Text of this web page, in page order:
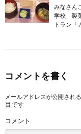
みなさん
学校 製
トラン「
コメントを書く
メールアドレスが公開され
目です
コメント